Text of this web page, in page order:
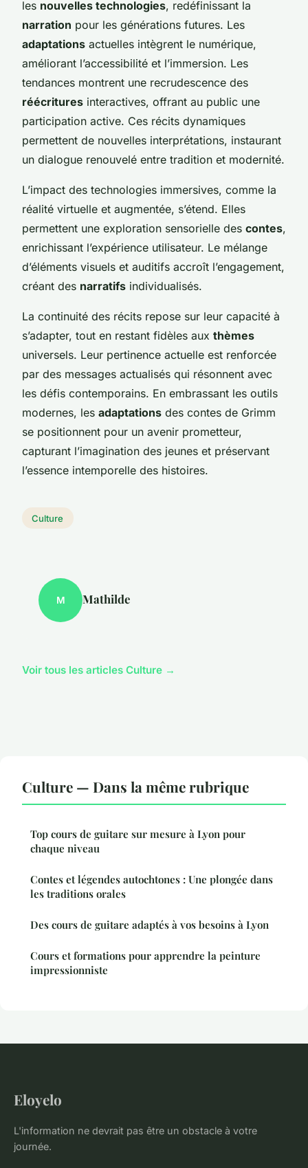
les nouvelles technologies, redéfinissant la
narration pour les générations futures. Les
adaptations actuelles intègrent le numérique,
améliorant l’accessibilité et l’immersion. Les
tendances montrent une recrudescence des
réécritures interactives, offrant au public une
participation active. Ces récits dynamiques
permettent de nouvelles interprétations, instaurant
un dialogue renouvelé entre tradition et modernité.
L’impact des technologies immersives, comme la
réalité virtuelle et augmentée, s’étend. Elles
permettent une exploration sensorielle des contes,
enrichissant l’expérience utilisateur. Le mélange
d’éléments visuels et auditifs accroît l’engagement,
créant des narratifs individualisés.
La continuité des récits repose sur leur capacité à
s’adapter, tout en restant fidèles aux thèmes
universels. Leur pertinence actuelle est renforcée
par des messages actualisés qui résonnent avec
les défis contemporains. En embrassant les outils
modernes, les adaptations des contes de Grimm
se positionnent pour un avenir prometteur,
capturant l’imagination des jeunes et préservant
l’essence intemporelle des histoires.
Culture
M Mathilde
Voir tous les articles Culture →
Culture — Dans la même rubrique
Top cours de guitare sur mesure à Lyon pour
chaque niveau
Contes et légendes autochtones : Une plongée dans
les traditions orales
Des cours de guitare adaptés à vos besoins à Lyon
Cours et formations pour apprendre la peinture
impressionniste
Eloyelo
L'information ne devrait pas être un obstacle à votre
journée.